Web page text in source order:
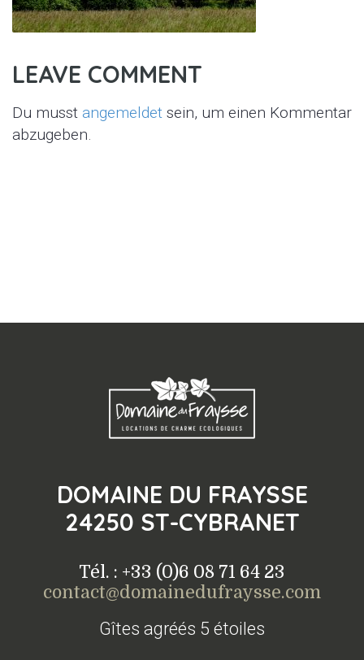
LEAVE COMMENT
Du musst angemeldet sein, um einen Kommentar
abzugeben.
DOMAINE DU FRAYSSE
24250 ST-CYBRANET
Tél. : +33 (0)6 08 71 64 23
contact@domainedufraysse.com
Gîtes agréés 5 étoiles